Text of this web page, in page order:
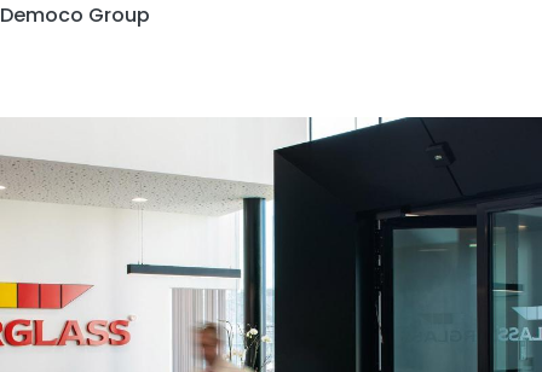
Democo Group